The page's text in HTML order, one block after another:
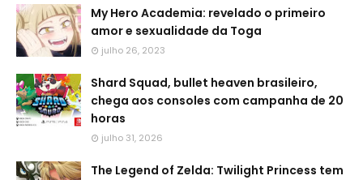
My Hero Academia: revelado o primeiro
amor e sexualidade da Toga
julho 26, 2023
Shard Squad, bullet heaven brasileiro,
chega aos consoles com campanha de 20
horas
julho 31, 2026
The Legend of Zelda: Twilight Princess tem